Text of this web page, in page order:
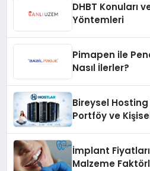
DHBT Konuları
Yöntemleri
Pimapen ile
Nasıl İlerler?
Bireysel
Portföy ve
İmplant
Malzeme